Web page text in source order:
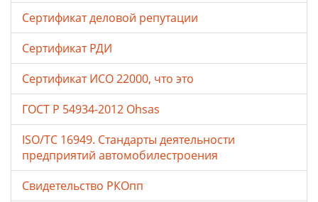
Сертификат деловой репутации
Сертификат РДИ
Сертификат ИСО 22000, что это
ГОСТ Р 54934-2012 Ohsas
ISO/TC 16949. Стандарты деятельности
предприятий автомобилестроения
Свидетельство РКОпп